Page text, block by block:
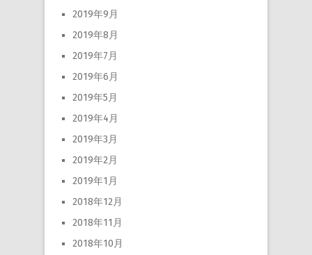
2019年9月
2019年8月
2019年7月
2019年6月
2019年5月
2019年4月
2019年3月
2019年2月
2019年1月
2018年12月
2018年11月
2018年10月